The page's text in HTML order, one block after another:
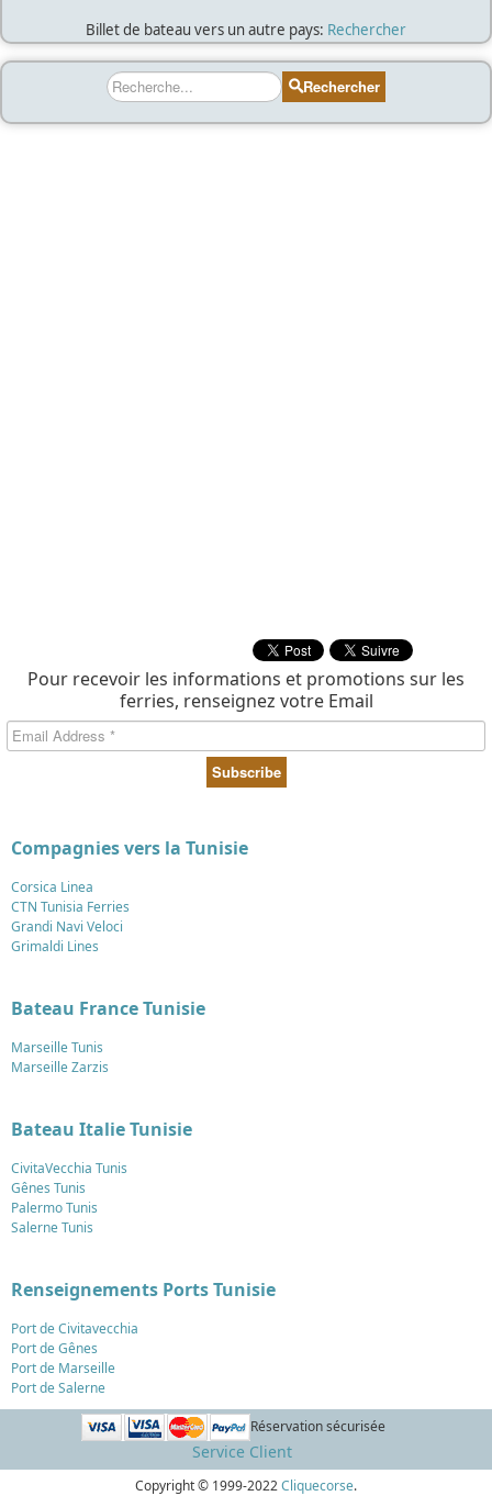
Billet de bateau vers un autre pays: Rechercher
Rechercher Rechercher
Pour recevoir les informations et promotions sur les
ferries, renseignez votre Email
Compagnies vers la Tunisie
Corsica Linea
CTN Tunisia Ferries
Grandi Navi Veloci
Grimaldi Lines
Bateau France Tunisie
Marseille Tunis
Marseille Zarzis
Bateau Italie Tunisie
CivitaVecchia Tunis
Gênes Tunis
Palermo Tunis
Salerne Tunis
Renseignements Ports Tunisie
Port de Civitavecchia
Port de Gênes
Port de Marseille
Port de Salerne
Réservation sécurisée
Service Client
Copyright © 1999-2022Cliquecorse.